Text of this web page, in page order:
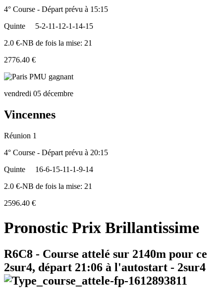
4° Course - Départ prévu à 15:15
Quinte
5-2-11-12-1-14-15
2.0 €-NB de fois la mise: 21
2776.40 €
vendredi 05 décembre
Vincennes
Réunion 1
4° Course - Départ prévu à 20:15
Quinte
16-6-15-11-1-9-14
2.0 €-NB de fois la mise: 21
2596.40 €
Pronostic Prix Brillantissime
R6C8 - Course attelé sur 2140m pour ce
2sur4, départ 21:06 à l'autostart - 2sur4